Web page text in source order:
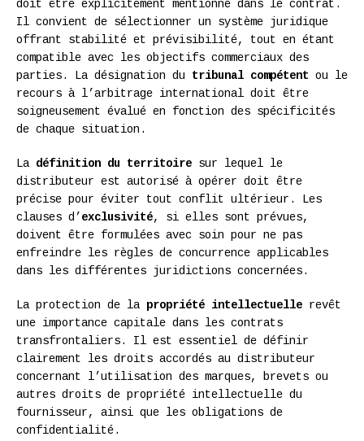
doit être explicitement mentionné dans le contrat.
Il convient de sélectionner un système juridique
offrant stabilité et prévisibilité, tout en étant
compatible avec les objectifs commerciaux des
parties. La désignation du tribunal compétent ou le
recours à l’arbitrage international doit être
soigneusement évalué en fonction des spécificités
de chaque situation.
La définition du territoire sur lequel le
distributeur est autorisé à opérer doit être
précise pour éviter tout conflit ultérieur. Les
clauses d’ exclusivité, si elles sont prévues,
doivent être formulées avec soin pour ne pas
enfreindre les règles de concurrence applicables
dans les différentes juridictions concernées.
La protection de la propriété intellectuelle revêt
une importance capitale dans les contrats
transfrontaliers. Il est essentiel de définir
clairement les droits accordés au distributeur
concernant l’utilisation des marques, brevets ou
autres droits de propriété intellectuelle du
fournisseur, ainsi que les obligations de
confidentialité.